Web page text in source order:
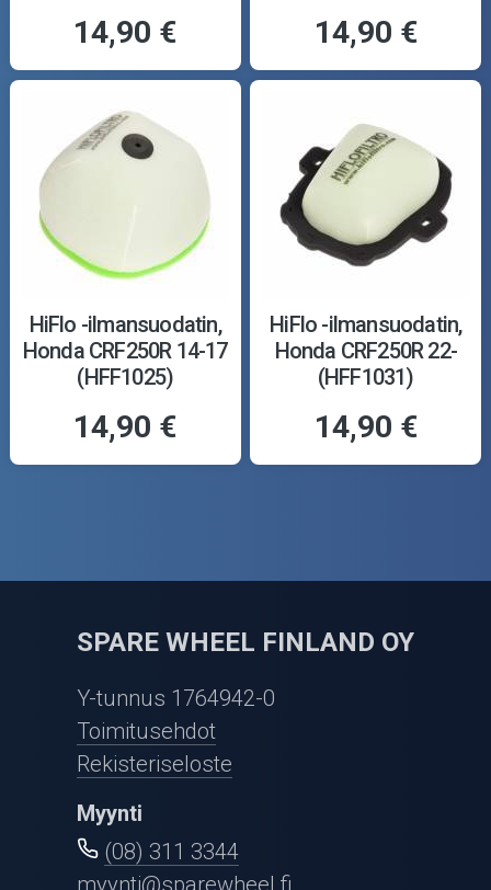
14,90 € 14,90 €
HiFlo -ilmansuodatin,
Honda CRF250R 14-17
(HFF1025)
14,90 €
HiFlo -ilmansuodatin,
Honda CRF250R 22-
(HFF1031)
14,90 €
SPARE WHEEL FINLAND OY
Y-tunnus 1764942-0
Toimitusehdot
Rekisteriseloste
Myynti
(08) 311 3344
myynti@sparewheel.fi